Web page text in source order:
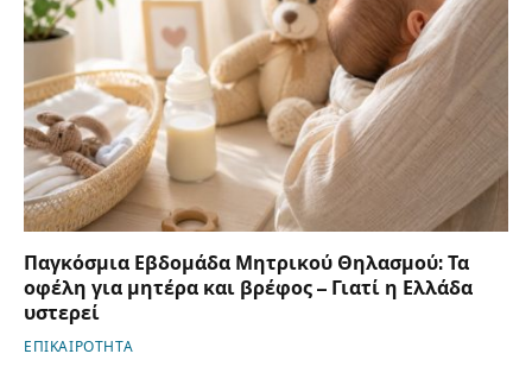
Παγκόσμια Εβδομάδα Μητρικού Θηλασμού: Τα
οφέλη για μητέρα και βρέφος – Γιατί η Ελλάδα
υστερεί
ΕΠΙΚΑΙΡΟΤΗΤΑ